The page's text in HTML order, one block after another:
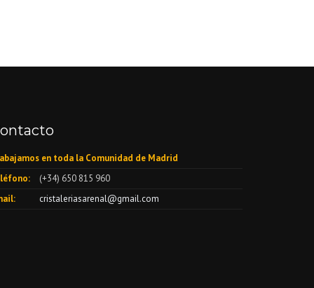
en toda la Comunidad de Madrid
(+34) 650 815 960
cristaleriasarenal@gmail.com